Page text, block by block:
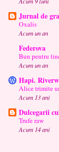
Jurnal de
Oxalis
Acum un an
Federova
Bun pentru
Acum un an
Hapi.
Alice trimite
Acum 13 ani
Dulcegarii
Trufe raw
Acum 14 ani